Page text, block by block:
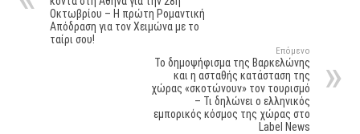
Οκτωβρίου – Η πρώτη Ρομαντική
Απόδραση για τον Χειμώνα με το
ταίρι σου!
Επόμενο
Το δημοψήφισμα της Βαρκελώνης
και η ασταθής κατάσταση της
χώρας «σκοτώνουν» τον τουρισμό
– Τι δηλώνει ο ελληνικός
εμπορικός κόσμος της χώρας στο
Label News